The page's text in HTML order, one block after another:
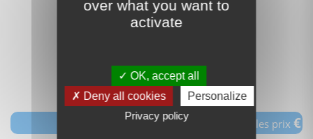
voir les prix €
over what you want to
activate
OK, accept all
Deny all cookies
Personalize
Privacy policy